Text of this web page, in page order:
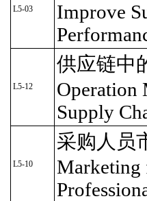
L5-03
Improve
L5-12
供应链中
Operation
Supply
L5-10
采购人员
Marketing